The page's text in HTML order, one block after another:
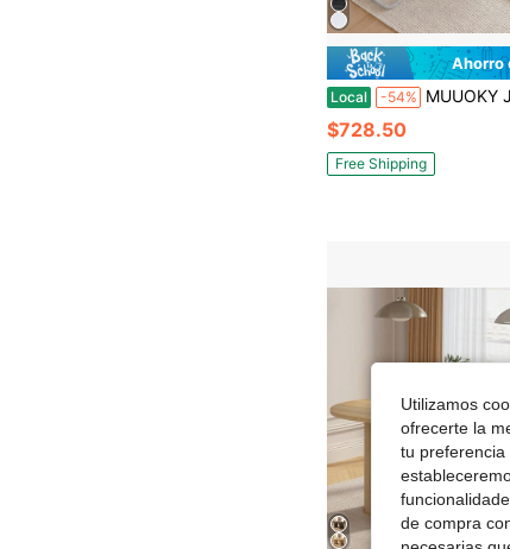
Ahorro
Local -54% MUUOKY Juego de comedor de 7 piezas para 6, moderno juego de mesa de cocina y comedor de falso mármol con tablero de MDF gris y 6 sillas de comedor tapizadas, patas de trineo de metal
$728.50
Free Shipping
Utilizamos
ofrecerte la
tu preferencia
de compra